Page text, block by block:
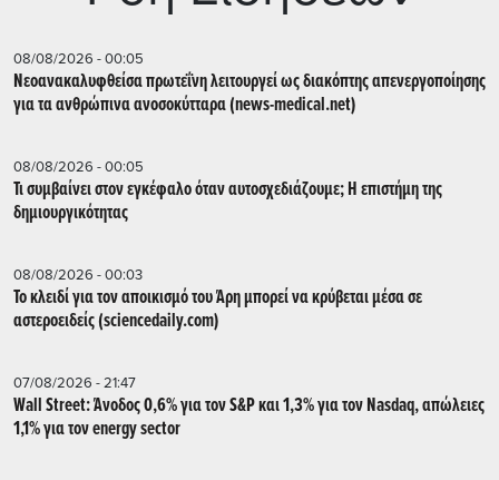
08/08/2026 - 00:05
Νεοανακαλυφθείσα πρωτεΐνη λειτουργεί ως διακόπτης απενεργοποίησης
για τα ανθρώπινα ανοσοκύτταρα (news-medical.net)
08/08/2026 - 00:05
Τι συμβαίνει στον εγκέφαλο όταν αυτοσχεδιάζουμε; Η επιστήμη της
δημιουργικότητας
08/08/2026 - 00:03
Το κλειδί για τον αποικισμό του Άρη μπορεί να κρύβεται μέσα σε
αστεροειδείς (sciencedaily.com)
07/08/2026 - 21:47
Wall Street: Άνοδος 0,6% για τον S&P και 1,3% για τον Nasdaq, απώλειες
1,1% για τον energy sector